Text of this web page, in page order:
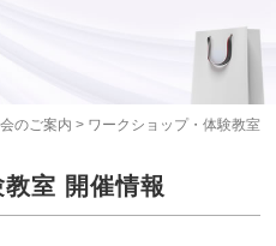
のご案内 > ワークショップ・体験教室
室 開催情報